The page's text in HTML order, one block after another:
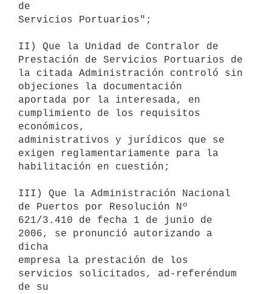
de
Servicios Portuarios";
II) Que la Unidad de Contralor de
Prestación de Servicios Portuarios de
la citada Administración controló sin
objeciones la documentación
aportada por la interesada, en
cumplimiento de los requisitos
económicos,
administrativos y jurídicos que se
exigen reglamentariamente para la
habilitación en cuestión;
III) Que la Administración Nacional
de Puertos por Resolución Nº
621/3.410 de fecha 1 de junio de
2006, se pronunció autorizando a
dicha
empresa la prestación de los
servicios solicitados, ad-referéndum
de su